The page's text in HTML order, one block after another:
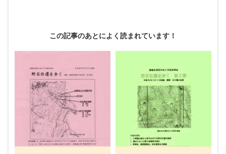
この記事のあとによく読まれています！